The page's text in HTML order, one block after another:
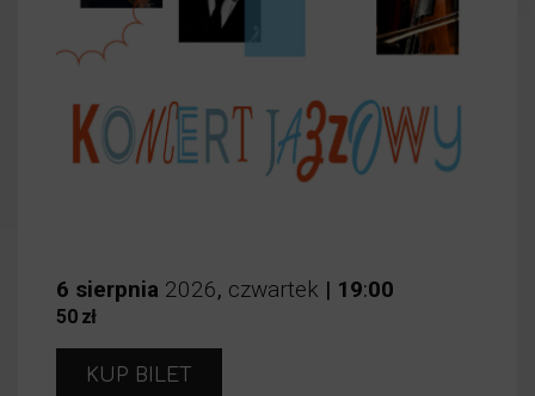
6 sierpnia 2026, czwartek | 19:00
50 zł
KUP BILET